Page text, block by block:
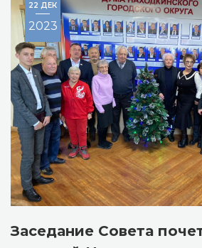
Заседание Совета
22 ДЕК
2023